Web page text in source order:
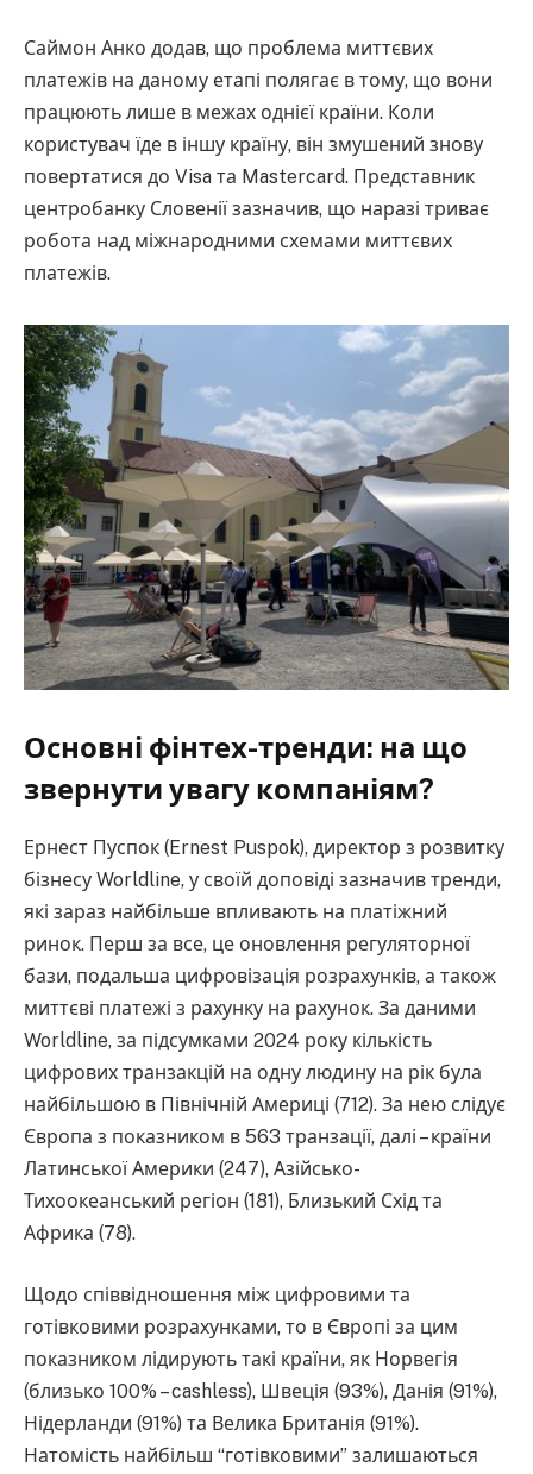
Саймон Анко додав, що проблема миттєвих
платежів на даному етапі полягає в тому, що вони
працюють лише в межах однієї країни. Коли
користувач їде в іншу країну, він змушений знову
повертатися до Visa та Mastercard. Представник
центробанку Словенії зазначив, що наразі триває
робота над міжнародними схемами миттєвих
платежів.
Основні фінтех-тренди: на що
звернути увагу компаніям?
Ернест Пуспок (Ernest Puspok), директор з розвитку
бізнесу Worldline, у своїй доповіді зазначив тренди,
які зараз найбільше впливають на платіжний
ринок. Перш за все, це оновлення регуляторної
бази, подальша цифровізація розрахунків, а також
миттєві платежі з рахунку на рахунок. За даними
Worldline, за підсумками 2024 року кількість
цифрових транзакцій на одну людину на рік була
найбільшою в Північній Америці (712). За нею слідує
Європа з показником в 563 транзації, далі – країни
Латинської Америки (247), Азійсько-
Тихоокеанський регіон (181), Близький Схід та
Африка (78).
Щодо співвідношення між цифровими та
готівковими розрахунками, то в Європі за цим
показником лідирують такі країни, як Норвегія
(близько 100% – cashless), Швеція (93%), Данія (91%),
Нідерланди (91%) та Велика Британія (91%).
Натомість найбільш “готівковими” залишаються